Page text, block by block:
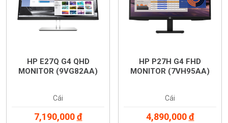
HP E27Q G4 QHD
MONITOR (9VG82AA)
Cái
7,190,000đ
HP P27H G4 FHD
MONITOR (7VH95AA)
Cái
4,890,000đ